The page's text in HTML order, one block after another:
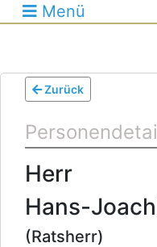
Menü
Zurück
Herr
Hans-
(Ratsherr)